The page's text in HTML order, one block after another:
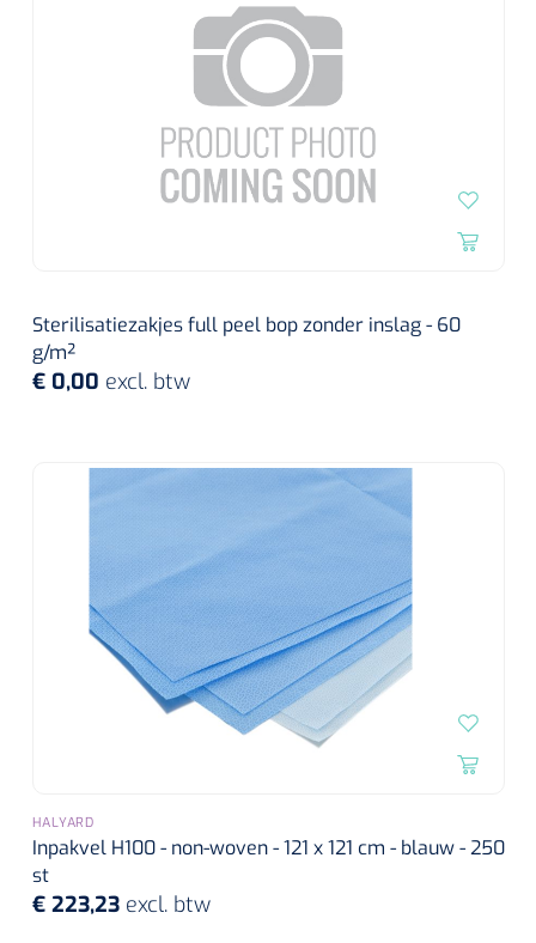
Sterilisatiezakjes full peel bop zonder inslag - 60
g/m²
€ 0,00 excl. btw
HALYARD
Inpakvel H100 - non-woven - 121 x 121 cm - blauw - 250
st
€ 223,23 excl. btw